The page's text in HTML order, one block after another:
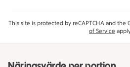
This site is protected by reCAPTCHA and the
of Service